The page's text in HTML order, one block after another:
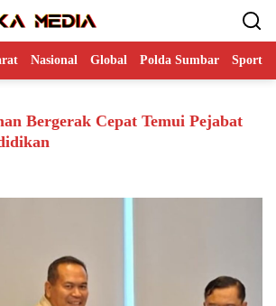
Nasional Global Polda Sumbar Sports
Bergerak Cepat Temui Pejabat